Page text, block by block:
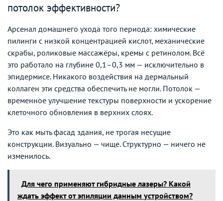
потолок эффективности?
Арсенал домашнего ухода того периода: химические
пилинги с низкой концентрацией кислот, механические
скрабы, роликовые массажёры, кремы с ретинолом. Всё
это работало на глубине 0,1–0,3 мм — исключительно в
эпидермисе. Никакого воздействия на дермальный
коллаген эти средства обеспечить не могли. Потолок —
временное улучшение текстуры поверхности и ускорение
клеточного обновления в верхних слоях.
Это как мыть фасад здания, не трогая несущие
конструкции. Визуально — чище. Структурно — ничего не
изменилось.
Для чего применяют гибридные лазеры? Какой
ждать эффект от эпиляции данным устройством?